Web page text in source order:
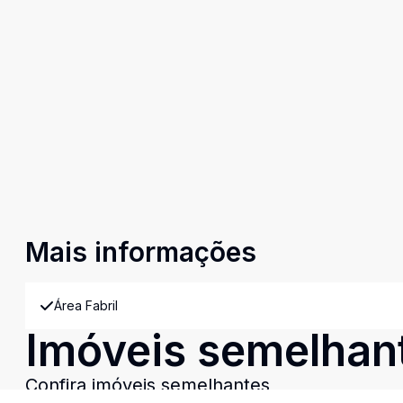
Mais informações
Área Fabril
Imóveis
Confira imóveis semelhantes